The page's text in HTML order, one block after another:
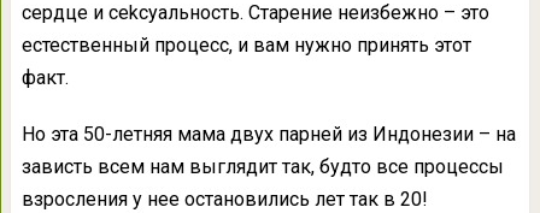
сердце и сеkсуальность. Старение неизбежно – это
естественный процесс, и вам нужно принять этот
факт.
Но эта 50-летняя мама двух парней из Индонезии – на
зависть всем нам выглядит так, будто все процессы
взросления у нее остановились лет так в 20!